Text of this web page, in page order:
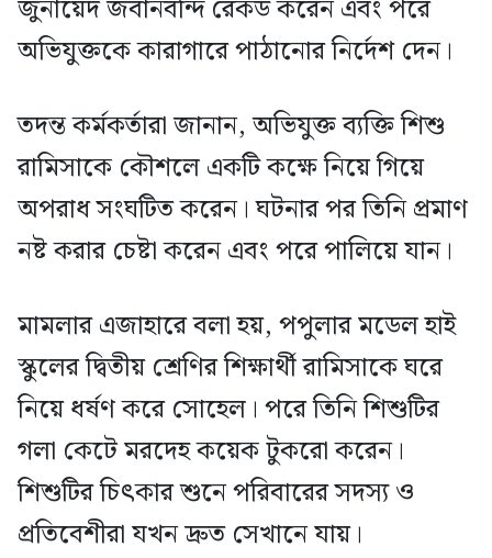
জুনায়েদ জবানবন্দি রেকর্ড করেন এবং পরে
অভিযুক্তকে কারাগারে পাঠানোর নির্দেশ দেন।
তদন্ত কর্মকর্তারা জানান, অভিযুক্ত ব্যক্তি শিশু
রামিসাকে কৌশলে একটি কক্ষে নিয়ে গিয়ে
অপরাধ সংঘটিত করেন। ঘটনার পর তিনি প্রমাণ
নষ্ট করার চেষ্টা করেন এবং পরে পালিয়ে যান।
মামলার এজাহারে বলা হয়, পপুলার মডেল হাই
স্কুলের দ্বিতীয় শ্রেণির শিক্ষার্থী রামিসাকে ঘরে
নিয়ে ধর্ষণ করে সোহেল। পরে তিনি শিশুটির
গলা কেটে মরদেহ কয়েক টুকরো করেন।
শিশুটির চিৎকার শুনে পরিবারের সদস্য ও
প্রতিবেশীরা যখন দ্রুত সেখানে যায়।